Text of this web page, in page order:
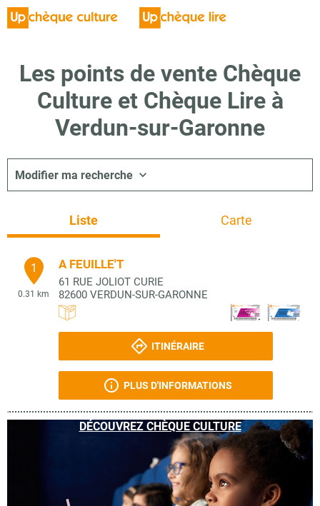
Les points de vente Chèque
Culture et Chèque Lire à
Verdun-sur-Garonne
Modifier ma recherche
Liste Carte
1
0.31 km
A FEUILLE'T
61 RUE JOLIOT CURIE
82600 VERDUN-SUR-GARONNE
ITINÉRAIRE
PLUS D'INFORMATIONS
DÉCOUVREZ CHÈQUE CULTURE